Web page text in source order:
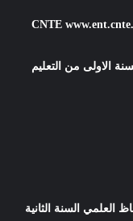
الاولى من التعليم
العلمي السنة الثانية